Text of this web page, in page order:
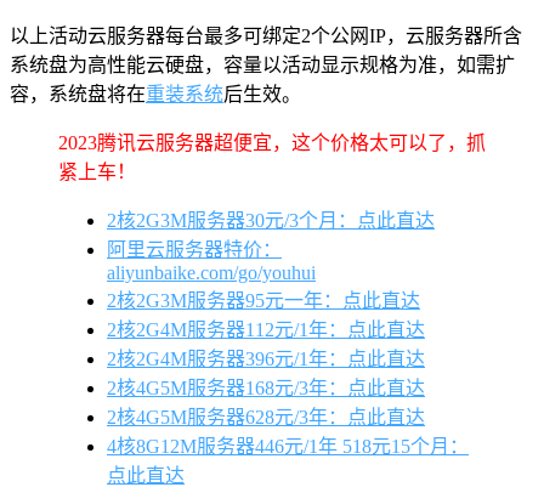
以上活动云服务器每台最多可绑定2个公网IP，云服务器所含
系统盘为高性能云硬盘，容量以活动显示规格为准，如需扩
容，系统盘将在重装系统后生效。
2023腾讯云服务器超便宜，这个价格太可以了，抓
紧上车！
2核2G3M服务器30元/3个月：点此直达
阿里云服务器特价：
aliyunbaike.com/go/youhui
2核2G3M服务器95元一年：点此直达
2核2G4M服务器112元/1年：点此直达
2核2G4M服务器396元/1年：点此直达
2核4G5M服务器168元/3年：点此直达
2核4G5M服务器628元/3年：点此直达
4核8G12M服务器446元/1年 518元15个月：
点此直达